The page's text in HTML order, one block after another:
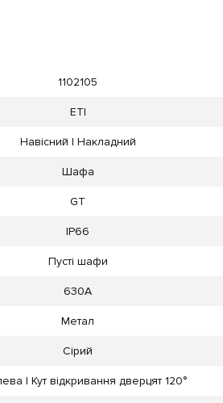
1102105
ETI
Навісний | Накладний
Шафа
GT
IP66
Пусті шафи
630А
Метал
Сірий
| Кут відкривання дверцят 120°